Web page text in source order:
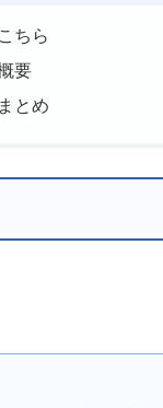
ちら
要
とめ